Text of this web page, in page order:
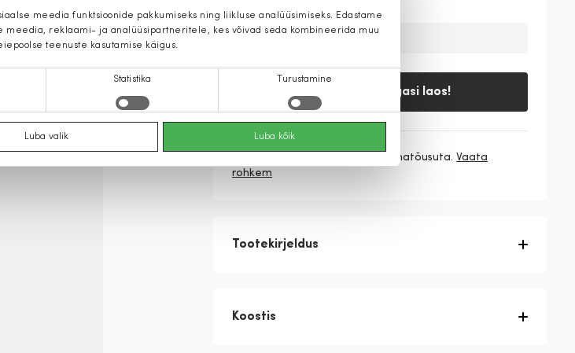
meedia funktsioonide pakkumiseks ning liikluse analüüsimiseks. Edastame
meedia, reklaami- ja analüüsipartneritele, kes võivad seda kombineerida muu
teenuste kasutamise käigus.
Statistika Turustamine
Luba valik Luba kõik
Teavita, kui tagasi laos!
/ kuu ilma hinnatõusuta. Vaata
rohkem
Tootekirjeldus
Koostis